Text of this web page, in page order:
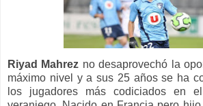
Riyad Mahrez no desaprovechó la
máximo nivel y a sus 25 años se ha
los jugadores más codiciados en